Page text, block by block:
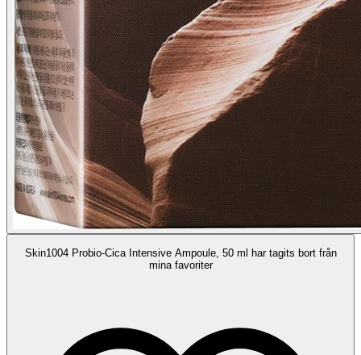
Skin1004 Probio-Cica Intensive Ampoule, 50 ml har tagits bort från
mina favoriter